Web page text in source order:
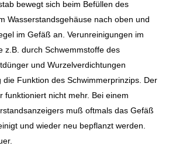
bewegt sich beim Befüllen des
Wasserstandsgehäuse nach oben und
im Gefäß an. Verunreinigungen im
z.B. durch Schwemmstoffe des
und Wurzelverdichtungen
die Funktion des Schwimmerprinzips. Der
funktioniert nicht mehr. Bei einem
muß oftmals das Gefäß
und wieder neu bepflanzt werden.